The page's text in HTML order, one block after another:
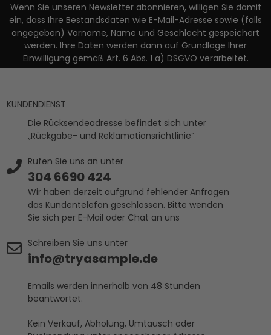
Wenn Sie unseren Newsletter abonnieren, willigen Sie damit
ein, dass Ihre Bestandsdaten wie E-Mail-Adresse sowie (falls
angegeben) Vorname, Name und Geschlecht gespeichert
werden. Ihre Daten werden dann auf Grundlage Ihrer
Einwilligung gemäß Art. 6 Abs. 1 a) DSGVO verarbeitet.
KUNDENDIENST
Die Rücksendeadresse befindet sich unter
„Rückgabe- und Reklamationsrichtlinie“
Rufen Sie uns an unter
304 6690 424
Wir haben derzeit aufgrund fehlender Anfragen
das Kundentelefon geschlossen. Bitte wenden
Sie sich per E-Mail oder Chat an uns
Schreiben Sie uns unter
info@tryasample.de
Emails werden innerhalb von 48 Stunden
beantwortet.
Kein Verkauf, Abholung, Umtausch oder